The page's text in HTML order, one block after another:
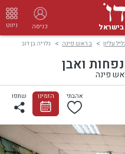
בישראל כניסה ניווט
עליון ב ראש פינה גלריה בן דוב
ואבן
פינה
שתפו אהבתי הזמינו